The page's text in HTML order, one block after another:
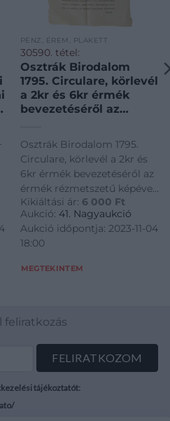
PÉNZ, ÉREM, PLAKETT
30590. tétel:
Osztrák Birodalom
1795. Circulare, körlevél
a 2kr és 6kr érmék
bevezetéséről az
Austrian Empire 1795.
Circulare (letter)
regarding the issue of
2 Kreuzer and 6
Kreuzer coins with
pictures of said coins,
in latin
Osztrák Birodalom 1795.
Circulare, körlevél a 2kr és
6kr érmék bevezetéséről az
érmék rézmetszetű képével,
latin nyelven / Austrian
Empire 1795. Circulare
(letter) regarding the issue
of 2 Kreuzer and 6 Kreuzer
Kikiáltási ár: 6 000 Ft
Aukció: 41. Nagyaukció
Aukció időpontja: 2023-11-04
18:00
MEGTEKINTEM
feliratkozás
tájékoztatót: